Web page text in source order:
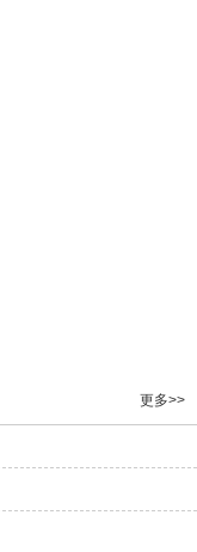
更多>>